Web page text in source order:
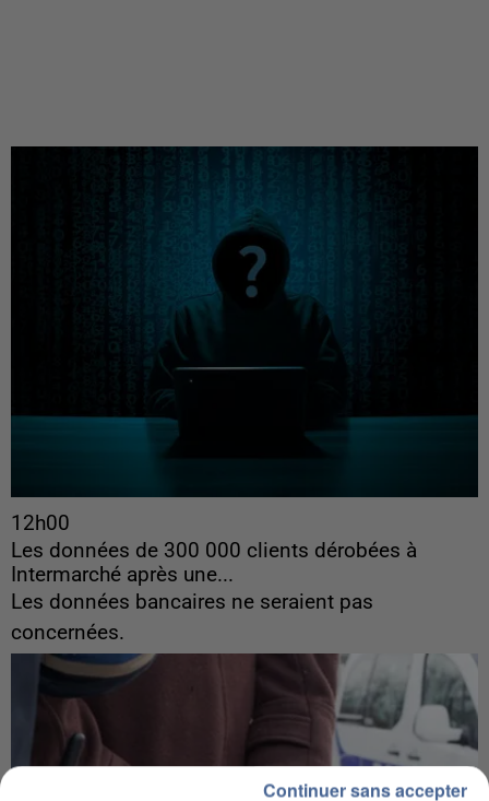
12h00
Les données de 300 000 clients dérobées à
Intermarché après une...
Les données bancaires ne seraient pas
concernées.
Continuer sans accepter